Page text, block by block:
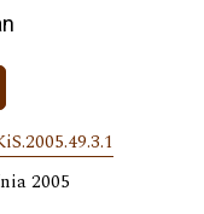
2005